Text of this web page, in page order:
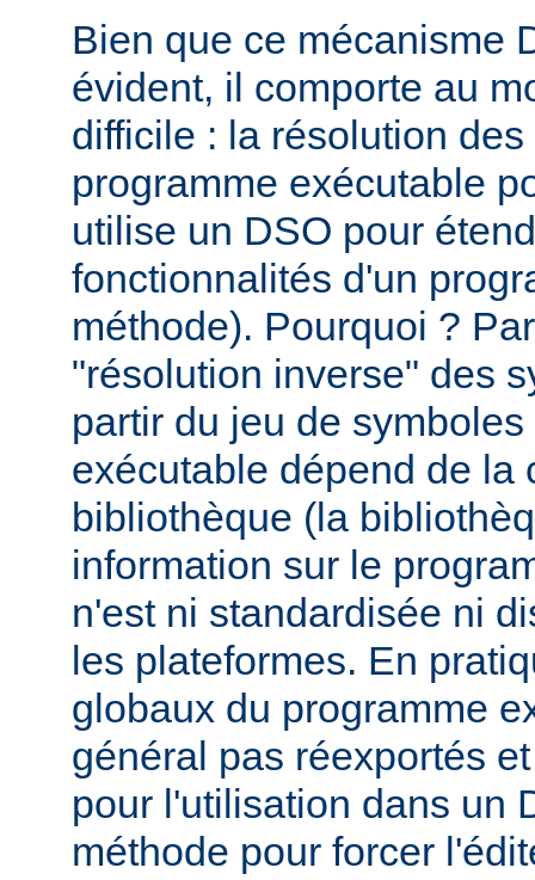
Bien que ce mécanisme
évident, il comporte au
difficile : la résolution
programme exécutable
utilise un DSO pour
fonctionnalités d'un
méthode). Pourquoi ?
"résolution inverse" des
partir du jeu de
exécutable dépend de la
bibliothèque (la
information sur le
n'est ni standardisée ni
les plateformes. En
globaux du programme
général pas réexportés
pour l'utilisation dans un
méthode pour forcer